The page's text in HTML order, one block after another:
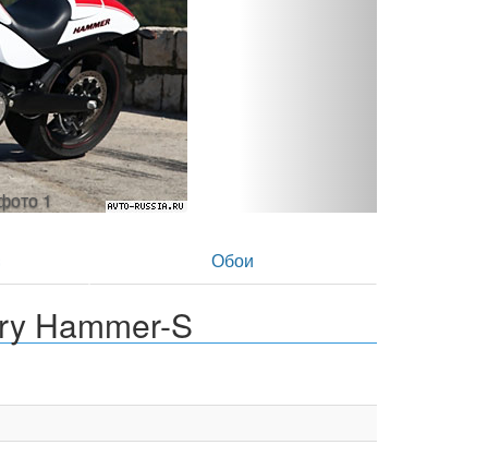
Victory Hammer-S Fireball - фото 2
Обои
Hammer-S